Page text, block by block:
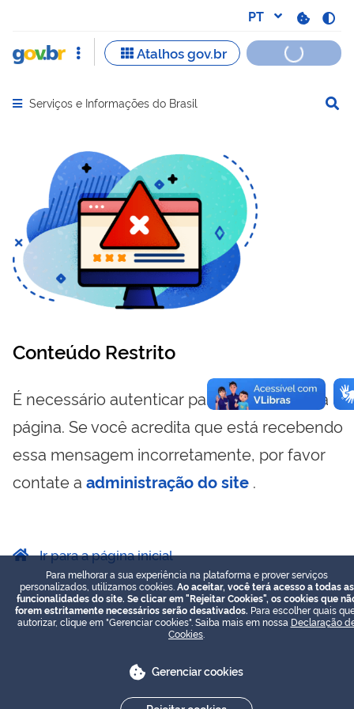
Abrir menu principal de navegação
Serviços e Informações do Brasil
Conteúdo Restrito
É necessário autenticar para visualizar essa
página. Se você acredita que está recebendo
essa mensagem incorretamente, por favor
contate a administração do site .
Ir para a página inicial
Para melhorar a sua experiência na plataforma e prover serviços
personalizados, utilizamos cookies. Ao aceitar, você terá acesso a todas as
funcionalidades do site. Se clicar em "Rejeitar Cookies", os cookies que
forem estritamente necessários serão desativados. Para escolher quais
autorizar, clique em "Gerenciar cookies". Saiba mais em nossa Declaração
Cookies
Gerenciar cookies